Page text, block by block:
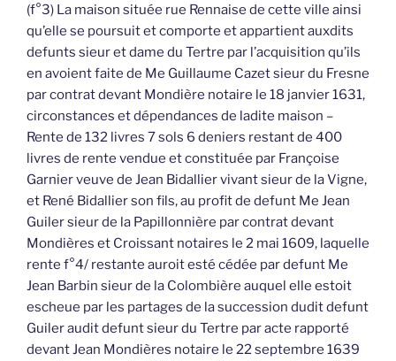
(f°3) La maison située rue Rennaise de cette ville ainsi
qu’elle se poursuit et comporte et appartient auxdits
defunts sieur et dame du Tertre par l’acquisition qu’ils
en avoient faite de Me Guillaume Cazet sieur du Fresne
par contrat devant Mondière notaire le 18 janvier 1631,
circonstances et dépendances de ladite maison –
Rente de 132 livres 7 sols 6 deniers restant de 400
livres de rente vendue et constituée par Françoise
Garnier veuve de Jean Bidallier vivant sieur de la Vigne,
et René Bidallier son fils, au profit de defunt Me Jean
Guiler sieur de la Papillonnière par contrat devant
Mondières et Croissant notaires le 2 mai 1609, laquelle
rente f°4/ restante auroit esté cédée par defunt Me
Jean Barbin sieur de la Colombière auquel elle estoit
escheue par les partages de la succession dudit defunt
Guiler audit defunt sieur du Tertre par acte rapporté
devant Jean Mondières notaire le 22 septembre 1639